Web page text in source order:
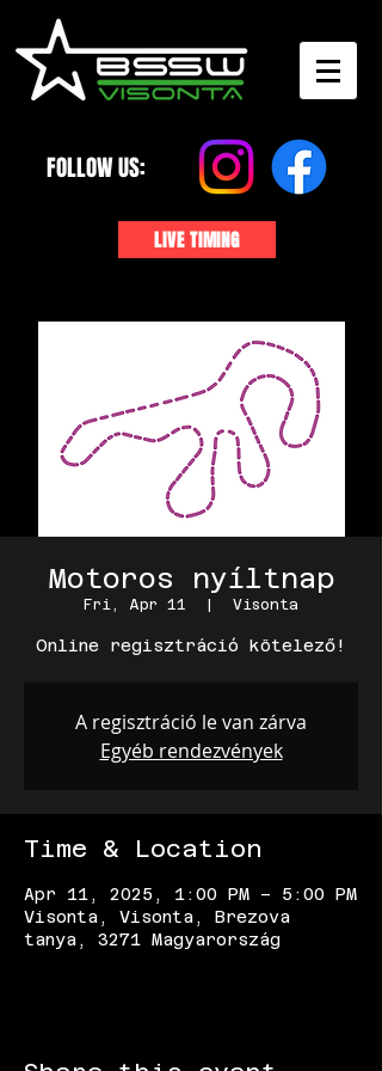
FOLLOW US:
LIVE TIMING
Motoros nyíltnap
Fri, Apr 11 Visonta
Online regisztráció kötelező!
A regisztráció le van zárva
Egyéb rendezvények
Time & Location
Apr 11, 2025, 1:00 PM – 5:00 PM
Visonta, Visonta, Brezova
tanya, 3271 Magyarország